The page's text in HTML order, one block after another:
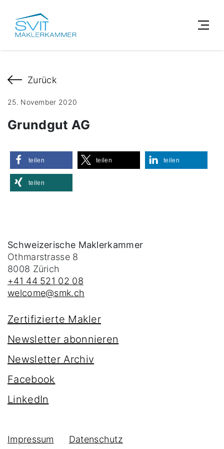
Zurück
25. November 2020
Grundgut AG
teilen teilen teilen
teilen
Schweizerische Maklerkammer
Othmarstrasse 8
8008 Zürich
+41 44 521 02 08
welcome@smk.ch
Zertifizierte Makler
Newsletter abonnieren
Newsletter Archiv
Facebook
LinkedIn
Impressum Datenschutz